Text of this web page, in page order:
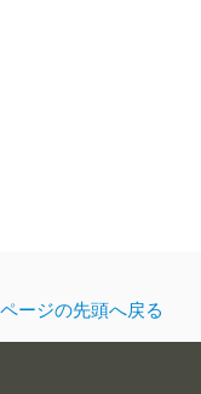
ージの先頭へ戻る